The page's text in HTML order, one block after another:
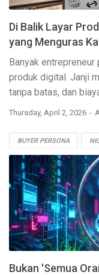
Di Balik Layar
yang Menguras
Banyak
produk digital. Janji
tanpa batas, dan
Thursday, April 2, 2026
BUYER PERSONA
PRODUK DIGITAL
Bukan 'Semua